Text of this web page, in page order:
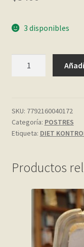
Privacy Policy
Shop
3 disponibles
30
GR.
DIET
cantidad
SKU: 7792160040172
Categoría: POSTRES
Etiqueta: DIET
Productos